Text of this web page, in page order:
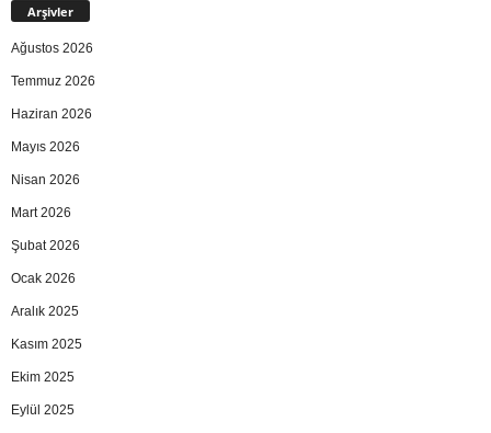
Arşivler
Ağustos 2026
Temmuz 2026
Haziran 2026
Mayıs 2026
Nisan 2026
Mart 2026
Şubat 2026
Ocak 2026
Aralık 2025
Kasım 2025
Ekim 2025
Eylül 2025